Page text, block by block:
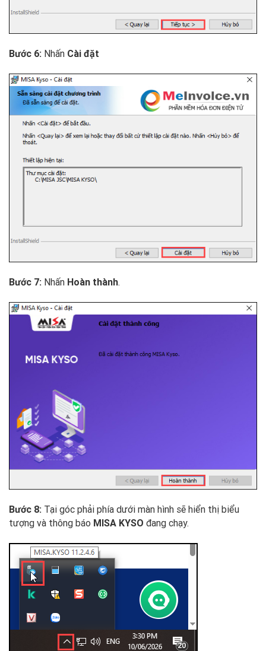
Bước 6: Nhấn Cài đặt
Bước 7: Nhấn Hoàn thành.
Bước 8: Tại góc phải phía dưới màn hình sẽ hiển thị biểu
tượng và thông báo MISA KYSO đang chạy.